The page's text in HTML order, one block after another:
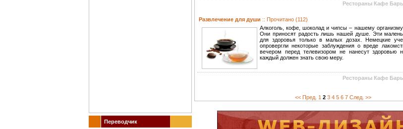
Переводчик
Рестораны Кафе
Развлечение для души :: Прочитано (112)
Алкоголь, кофе, шоколад и чипсы – нашему
Они приносят радость лишь нашей душе. Эти
для здоровья только в малых дозах. Немецкие
опровергли некоторые заблуждения о вреде
вечером перед телевизором не нанесут здоровью
каждый должен знать свою меру.
Рестораны Кафе
<< Пред. 1 2 3 4 5 6 7 След. >>